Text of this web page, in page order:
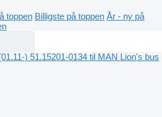
toppen Billigste på toppen År - ny på